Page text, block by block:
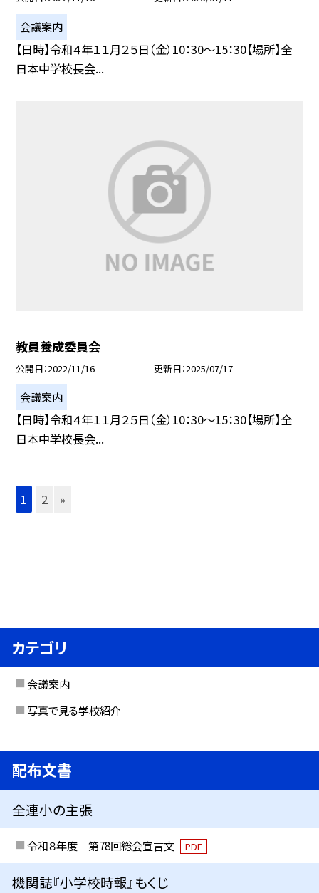
会議案内
【日時】令和４年１１月２５日（金）10：30〜15：30【場所】全
日本中学校長会...
教員養成委員会
公開日 2022/11/16 更新日 2025/07/17
会議案内
【日時】令和４年１１月２５日（金）10：30〜15：30【場所】全
日本中学校長会...
1 2 »
カテゴリ
会議案内
写真で見る学校紹介
配布文書
全連小の主張
令和８年度 第78回総会宣言文 PDF
機関誌『小学校時報』もくじ